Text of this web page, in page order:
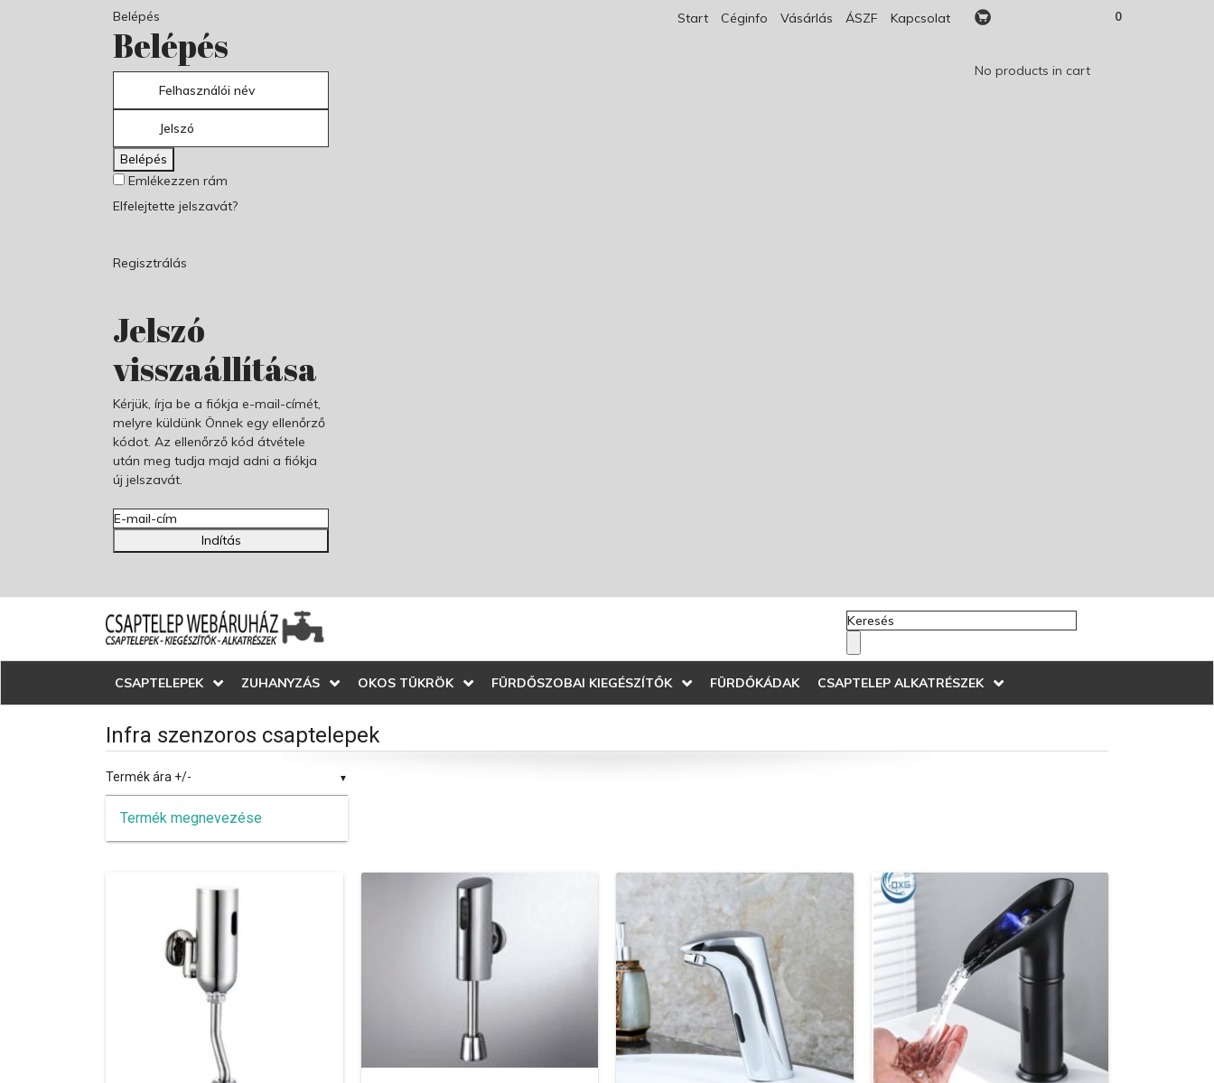
Belépés
Belépés
Belépés
Emlékezzen rám
Elfelejtette jelszavát?
Regisztrálás
Jelszó
visszaállítása
Kérjük, írja be a fiókja e-mail-címét,
melyre küldünk Önnek egy ellenőrző
kódot. Az ellenőrző kód átvétele
után meg tudja majd adni a fiókja
új jelszavát.
Indítás
Start Céginfo Vásárlás ÁSZF Kapcsolat 0
No products in cart
CSAPTELEPEK ZUHANYZÁS OKOS TÜKRÖK FÜRDŐSZOBAI KIEGÉSZÍTŐK FÜRDŐKÁDAK CSAPTELEP ALKATRÉSZEK
Infra szenzoros csaptelepek
Termék ára +/-
Termék megnevezése